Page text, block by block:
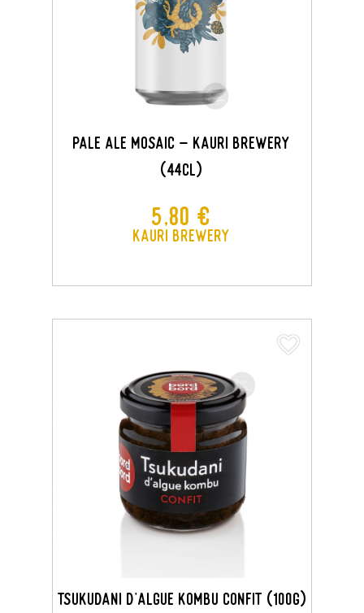
PALE ALE MOSAIC - Kauri Brewery
(44CL)
Prix
5,80 €
Kauri Brewery
TSUKUDANI D'ALGUE KOMBU CONFIT (100G)
favorite_border